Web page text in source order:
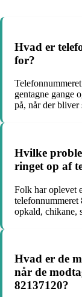
Hvad er
for?
gentagne gange
på, når der bliver
Hvilke
ringet op af
Folk har oplevet
telefonnummeret
opkald, chikane,
Hvad er de
når de
82137120?